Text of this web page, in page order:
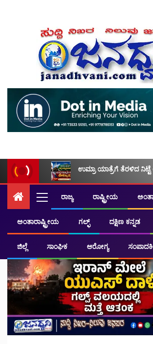
ಉಮ್ರಾ ಯಾತ್ರೆಗೆ ತೆರಳಿದ ನಿಟ್ಟೆ
ರಾಜ್ಯ ರಾಷ್ಟ್ರೀಯ
ಅಂತಾರಾಷ್ಟ್ರೀಯ ಗಲ್ಫ್ ದಕ್ಷಿಣ ಕನ್ನಡ
ಜಿಲ್ಲೆ ಸಾಂಘಿಕ ಆರೋಗ್ಯ